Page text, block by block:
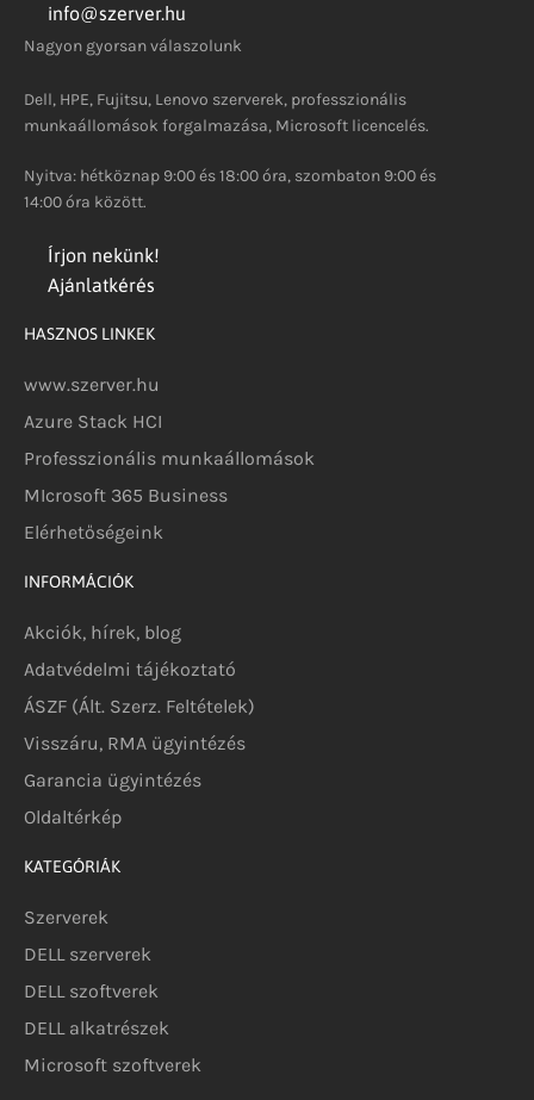
info@szerver.hu
Nagyon gyorsan válaszolunk
Dell, HPE, Fujitsu, Lenovo szerverek, professzionális
munkaállomások forgalmazása, Microsoft licencelés.
Nyitva: hétköznap 9:00 és 18:00 óra, szombaton 9:00 és
14:00 óra között.
Írjon nekünk!
Ajánlatkérés
HASZNOS LINKEK
www.szerver.hu
Azure Stack HCI
Professzionális munkaállomások
MIcrosoft 365 Business
Elérhetőségeink
INFORMÁCIÓK
Akciók, hírek, blog
Adatvédelmi tájékoztató
ÁSZF (Ált. Szerz. Feltételek)
Visszáru, RMA ügyintézés
Garancia ügyintézés
Oldaltérkép
KATEGÓRIÁK
Szerverek
DELL szerverek
DELL szoftverek
DELL alkatrészek
Microsoft szoftverek